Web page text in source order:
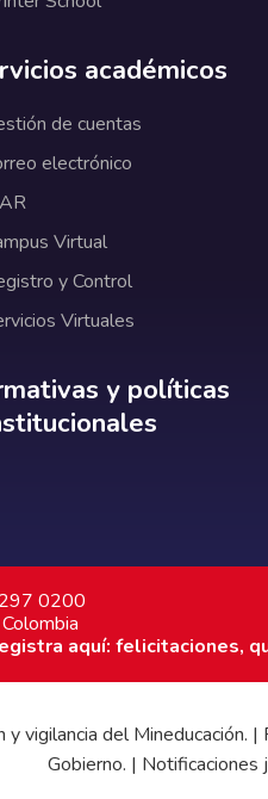
académicos
de cuentas
electrónico
Virtual
y Control
Virtuales
y
y políticas
0200
aquí: felicitaciones,
y vigilancia del
Gobierno. | Notificaciones